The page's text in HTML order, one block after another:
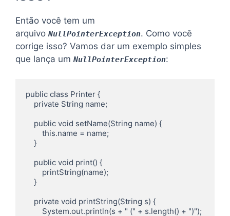
Então você tem um
arquivo NullPointerException. Como você
corrige isso? Vamos dar um exemplo simples
que lança um NullPointerException:
public class Printer {